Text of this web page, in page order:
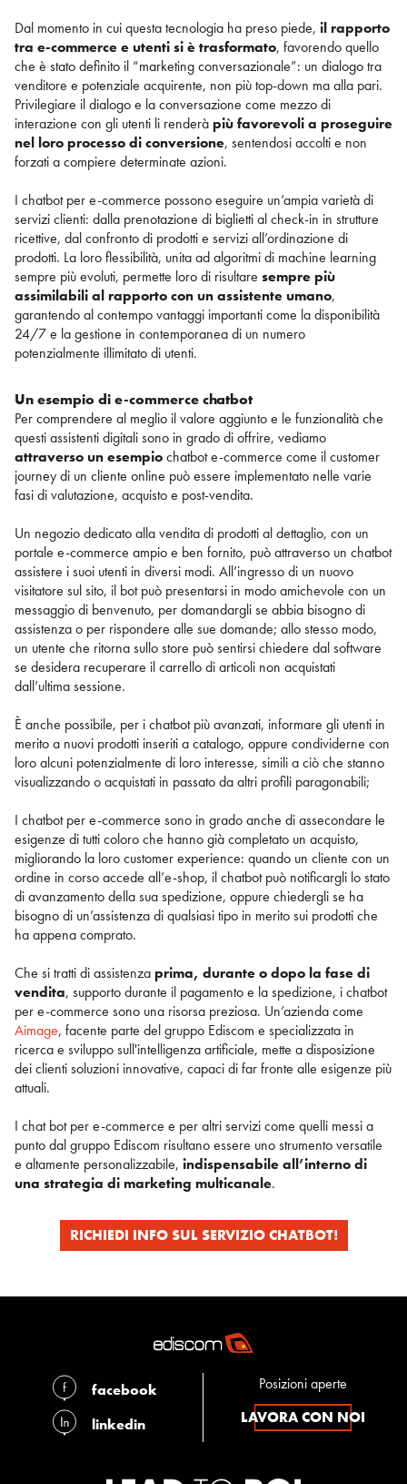
Dal momento in cui questa tecnologia ha preso piede, il rapporto
tra e-commerce e utenti si è trasformato, favorendo quello
che è stato definito il “marketing conversazionale”: un dialogo tra
venditore e potenziale acquirente, non più top-down ma alla pari.
Privilegiare il dialogo e la conversazione come mezzo di
interazione con gli utenti li renderàpiù favorevoli a proseguire
nel loro processo di conversione, sentendosi accolti e non
forzati a compiere determinate azioni.
I chatbot per e-commerce possono eseguire un’ampia varietà di
servizi clienti: dalla prenotazione di biglietti al check-in in strutture
ricettive, dal confronto di prodotti e servizi all’ordinazione di
prodotti. La loro flessibilità, unita ad algoritmi di machine learning
sempre più evoluti, permette loro di risultare sempre più
assimilabili al rapporto con un assistente umano,
garantendo al contempo vantaggi importanti come la disponibilità
24/7 e la gestione in contemporanea di un numero
potenzialmente illimitato di utenti.
Un esempio di e-commerce chatbot
Per comprendere al meglio il valore aggiunto e le funzionalità che
questi assistenti digitali sono in grado di offrire, vediamo
attraverso un esempiochatbot e-commerce come il customer
journey di un cliente online può essere implementato nelle varie
fasi di valutazione, acquisto e post-vendita.
Un negozio dedicato alla vendita di prodotti al dettaglio, con un
portale e-commerce ampio e ben fornito, può attraverso un chatbot
assistere i suoi utenti in diversi modi. All’ingresso di un nuovo
visitatore sul sito, il bot può presentarsi in modo amichevole con un
messaggio di benvenuto, per domandargli se abbia bisogno di
assistenza o per rispondere alle sue domande; allo stesso modo,
un utente che ritorna sullo store può sentirsi chiedere dal software
se desidera recuperare il carrello di articoli non acquistati
dall’ultima sessione.
È anche possibile, per i chatbot più avanzati, informare gli utenti in
merito a nuovi prodotti inseriti a catalogo, oppure condividerne con
loro alcuni potenzialmente di loro interesse, simili a ciò che stanno
visualizzando o acquistati in passato da altri profili paragonabili;
I chatbot per e-commerce sono in grado anche di assecondare le
esigenze di tutti coloro che hanno già completato un acquisto,
migliorando la loro customer experience: quando un cliente con un
ordine in corso accede all’e-shop, il chatbot può notificargli lo stato
di avanzamento della sua spedizione, oppure chiedergli se ha
bisogno di un’assistenza di qualsiasi tipo in merito sui prodotti che
ha appena comprato.
Che si tratti di assistenzaprima, durante o dopo la fase di
vendita, supporto durante il pagamento e la spedizione, i chatbot
per e-commerce sono una risorsa preziosa. Un’azienda come
Aimage, facente parte del gruppo Ediscom e specializzata in
ricerca e sviluppo sull'intelligenza artificiale, mette a disposizione
dei clienti soluzioni innovative, capaci di far fronte alle esigenze più
attuali.
I chat bot per e-commerce e per altri servizi come quelli messi a
punto dal gruppo Ediscom risultano essere uno strumento versatile
e altamente personalizzabile, indispensabile all’interno di
una strategia di marketing multicanale.
RICHIEDI INFO SUL SERVIZIO CHATBOT!
facebook
linkedin
Posizioni aperte
LAVORA CON NOI